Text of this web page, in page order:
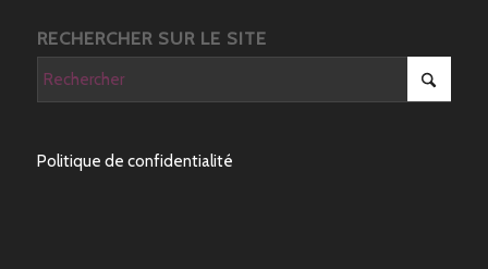
RECHERCHER SUR LE SITE
Politique de confidentialité